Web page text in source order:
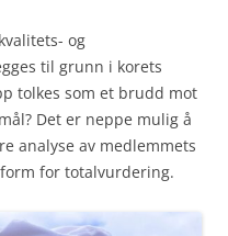
og
til grunn i korets
tolkes som et brudd mot
Det er neppe mulig å
analyse av medlemmets
for totalvurdering.